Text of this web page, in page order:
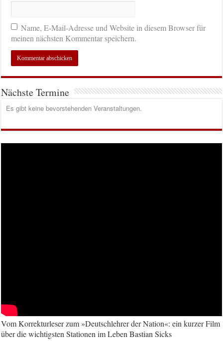
Name, E-Mail-Adresse und Website in diesem Browser für
meinen nächsten Kommentar speichern.
Nächste Termine
Es gibt keine bevorstehenden Veranstaltungen.
Vom Korrekturleser zum »Deutschlehrer der Nation«: ein kurzer Film
über die wichtigsten Stationen im Leben Bastian Sicks